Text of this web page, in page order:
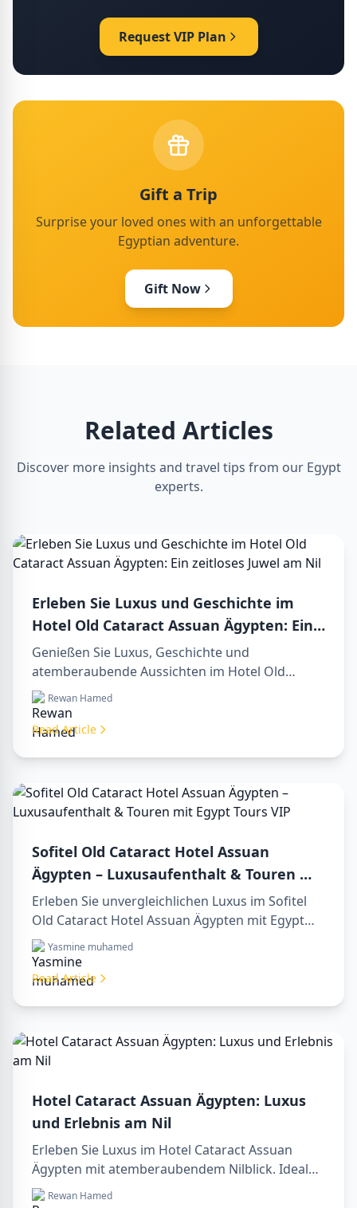
Request VIP Plan
Gift a Trip
Surprise your loved ones with an unforgettable
Egyptian adventure.
Gift Now
Related Articles
Discover more insights and travel tips from our Egypt
experts.
Erleben Sie Luxus und Geschichte im
Hotel Old Cataract Assuan Ägypten: Ein
zeitloses Juwel am Nil
Genießen Sie Luxus, Geschichte und
atemberaubende Aussichten im Hotel Old
Cataract Assuan Ägypten. Entdecken Sie
unvergessliche day tours in luxor egypt und
erleben Sie eine unvergessliche day trip to
Rewan Hamed
Read Article
Sofitel Old Cataract Hotel Assuan
Ägypten – Luxusaufenthalt & Touren mit
Egypt Tours VIP
Erleben Sie unvergleichlichen Luxus im Sofitel
Old Cataract Hotel Assuan Ägypten mit Egypt
Tours VIP. Entdecken Sie Assuans berühmte
Sehenswürdigkeiten, genießen Sie den Nilblick
und unsere erstklassigen Reiseleistungen.
Yasmine muhamed
Read Article
Hotel Cataract Assuan Ägypten: Luxus
und Erlebnis am Nil
Erleben Sie Luxus im Hotel Cataract Assuan
Ägypten mit atemberaubendem Nilblick. Ideal
für die Planung eines sharm to luxor day trip,
Rewan Hamed